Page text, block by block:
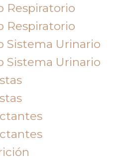
Respiratorio
Respiratorio
Sistema Urinario
Sistema Urinario